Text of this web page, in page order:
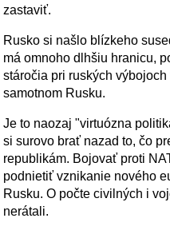
zastaviť.
Rusko si našlo blízkeho
má omnoho dlhšiu hranicu,
stáročia pri ruských
samotnom Rusku.
Je to naozaj "virtuózna
si surovo brať nazad to, čo
republikám. Bojovať proti
podnietiť vznikanie nového
Rusku. O počte civilných i
nerátali.